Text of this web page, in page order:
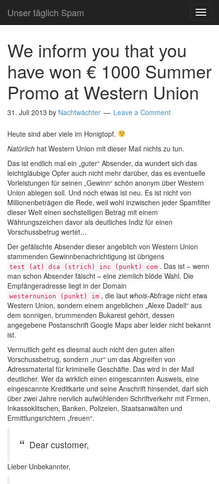
Unser täglich Spam
We inform you that you
have won € 1000 Summer
Promo at Western Union
31. Juli 2013 by Nachtwächter Leave a Comment
Heute sind aber viele im Honigtopf.
Natürlich hat Western Union mit dieser Mail nichts zu tun.
Das ist endlich mal ein „guter“ Absender, da wundert sich das
leichtgläubige Opfer auch nicht mehr darüber, das es eventuelle
Vorleistungen für seinen „Gewinn“ schön anonym über Western
Union ablegen soll. Und noch etwas ist neu. Es ist nicht von
Millionenbeträgen die Rede, weil wohl inzwischen jeder Spamfilter
dieser Welt einen sechstelligen Betrag mit einem
Währungszeichen davor als deutliches Indiz für einen
Vorschussbetrug wertet…
Der gefälschte Absender dieser angeblich von Western Union
stammenden Gewinnbenachrichtigung ist übrigens
test (at) dsa (strich) inc (punkt) com . Das ist – wenn
man schon Absender fälscht – eine ziemlich blöde Wahl. Die
Empfängeradresse liegt in der Domain
westernunion (punkt) im , die laut whois-Abfrage nicht etwa
Western Union, sondern einem angeblichen „Alexe Dadell“ aus
dem sonnigen, brummenden Bukarest gehört, dessen
angegebene Postanschrift Google Maps aber leider nicht bekannt
ist.
Vermutlich geht es diesmal auch nicht den guten alten
Vorschussbetrug, sondern „nur“ um das Abgreifen von
Adressmaterial für kriminelle Geschäfte. Das wird in der Mail
deutlicher. Wer da wirklich einen eingescannten Ausweis, eine
eingescannte Kreditkarte und seine Anschrift hinsendet, darf sich
über zwei Jahre nervlich aufwühlenden Schriftverkehr mit Firmen,
Inkassoklitschen, Banken, Polizeien, Staatsanwälten und
Ermittlungsrichtern „freuen“.
Dear customer,
Lieber Unbekannter,